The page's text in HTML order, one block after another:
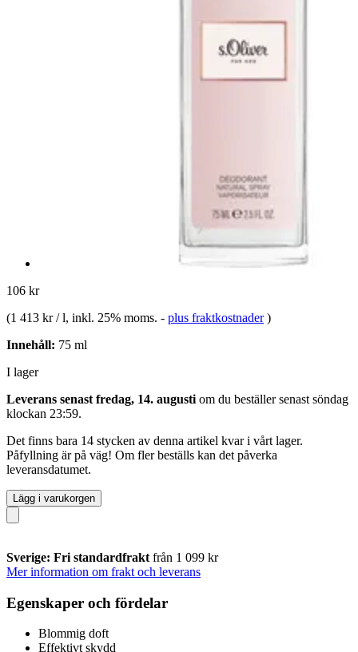
106 kr
(1 413 kr / l, inkl. 25% moms. - plus fraktkostnader )
Innehåll: 75 ml
I lager
Leverans senast fredag, 14. augusti om du beställer senast söndag
klockan 23:59.
Det finns bara 14 stycken av denna artikel kvar i vårt lager.
Påfyllning är på väg! Om fler beställs kan det påverka
leveransdatumet.
Lägg i varukorgen
Sverige: Fri standardfrakt från 1 099 kr
Mer information om frakt och leverans
Egenskaper och fördelar
Blommig doft
Effektivt skydd